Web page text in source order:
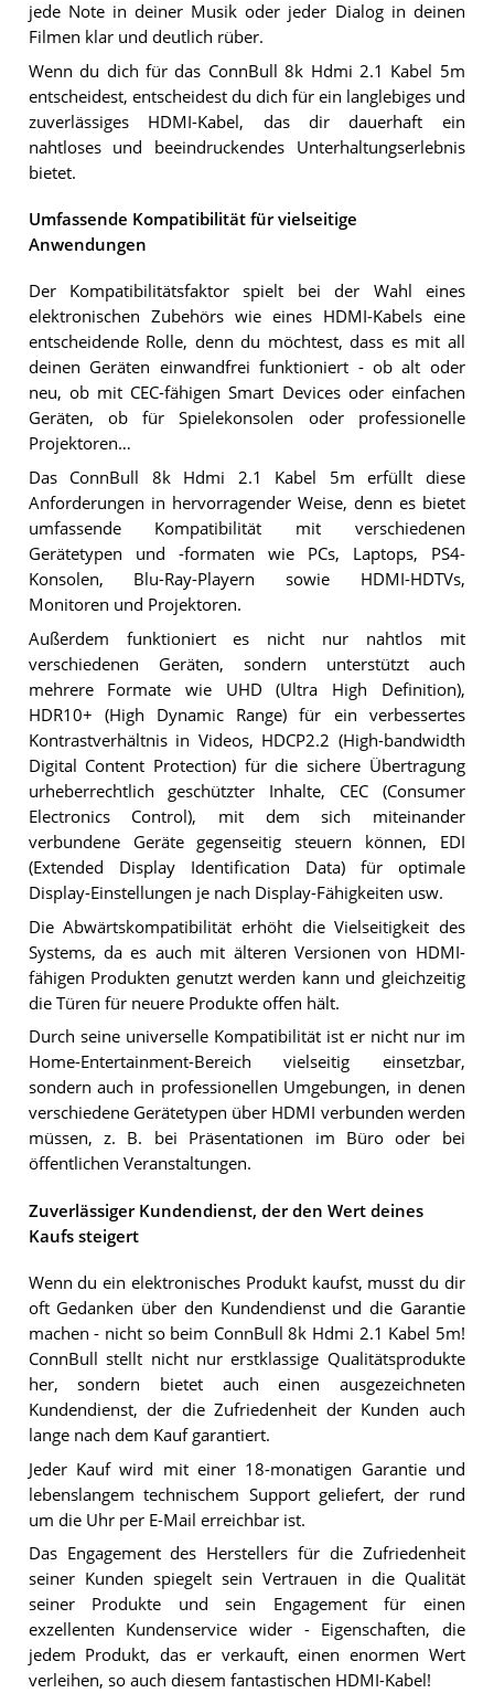
jede Note in deiner Musik oder jeder Dialog in deinen
Filmen klar und deutlich rüber.
Wenn du dich für das ConnBull 8k Hdmi 2.1 Kabel 5m
entscheidest, entscheidest du dich für ein langlebiges und
zuverlässiges HDMI-Kabel, das dir dauerhaft ein
nahtloses und beeindruckendes Unterhaltungserlebnis
bietet.
Umfassende Kompatibilität für vielseitige
Anwendungen
Der Kompatibilitätsfaktor spielt bei der Wahl eines
elektronischen Zubehörs wie eines HDMI-Kabels eine
entscheidende Rolle, denn du möchtest, dass es mit all
deinen Geräten einwandfrei funktioniert - ob alt oder
neu, ob mit CEC-fähigen Smart Devices oder einfachen
Geräten, ob für Spielekonsolen oder professionelle
Projektoren…
Das ConnBull 8k Hdmi 2.1 Kabel 5m erfüllt diese
Anforderungen in hervorragender Weise, denn es bietet
umfassende Kompatibilität mit verschiedenen
Gerätetypen und -formaten wie PCs, Laptops, PS4-
Konsolen, Blu-Ray-Playern sowie HDMI-HDTVs,
Monitoren und Projektoren.
Außerdem funktioniert es nicht nur nahtlos mit
verschiedenen Geräten, sondern unterstützt auch
mehrere Formate wie UHD (Ultra High Definition),
HDR10+ (High Dynamic Range) für ein verbessertes
Kontrastverhältnis in Videos, HDCP2.2 (High-bandwidth
Digital Content Protection) für die sichere Übertragung
urheberrechtlich geschützter Inhalte, CEC (Consumer
Electronics Control), mit dem sich miteinander
verbundene Geräte gegenseitig steuern können, EDI
(Extended Display Identification Data) für optimale
Display-Einstellungen je nach Display-Fähigkeiten usw.
Die Abwärtskompatibilität erhöht die Vielseitigkeit des
Systems, da es auch mit älteren Versionen von HDMI-
fähigen Produkten genutzt werden kann und gleichzeitig
die Türen für neuere Produkte offen hält.
Durch seine universelle Kompatibilität ist er nicht nur im
Home-Entertainment-Bereich vielseitig einsetzbar,
sondern auch in professionellen Umgebungen, in denen
verschiedene Gerätetypen über HDMI verbunden werden
müssen, z. B. bei Präsentationen im Büro oder bei
öffentlichen Veranstaltungen.
Zuverlässiger Kundendienst, der den Wert deines
Kaufs steigert
Wenn du ein elektronisches Produkt kaufst, musst du dir
oft Gedanken über den Kundendienst und die Garantie
machen - nicht so beim ConnBull 8k Hdmi 2.1 Kabel 5m!
ConnBull stellt nicht nur erstklassige Qualitätsprodukte
her, sondern bietet auch einen ausgezeichneten
Kundendienst, der die Zufriedenheit der Kunden auch
lange nach dem Kauf garantiert.
Jeder Kauf wird mit einer 18-monatigen Garantie und
lebenslangem technischem Support geliefert, der rund
um die Uhr per E-Mail erreichbar ist.
Das Engagement des Herstellers für die Zufriedenheit
seiner Kunden spiegelt sein Vertrauen in die Qualität
seiner Produkte und sein Engagement für einen
exzellenten Kundenservice wider - Eigenschaften, die
jedem Produkt, das er verkauft, einen enormen Wert
verleihen, so auch diesem fantastischen HDMI-Kabel!